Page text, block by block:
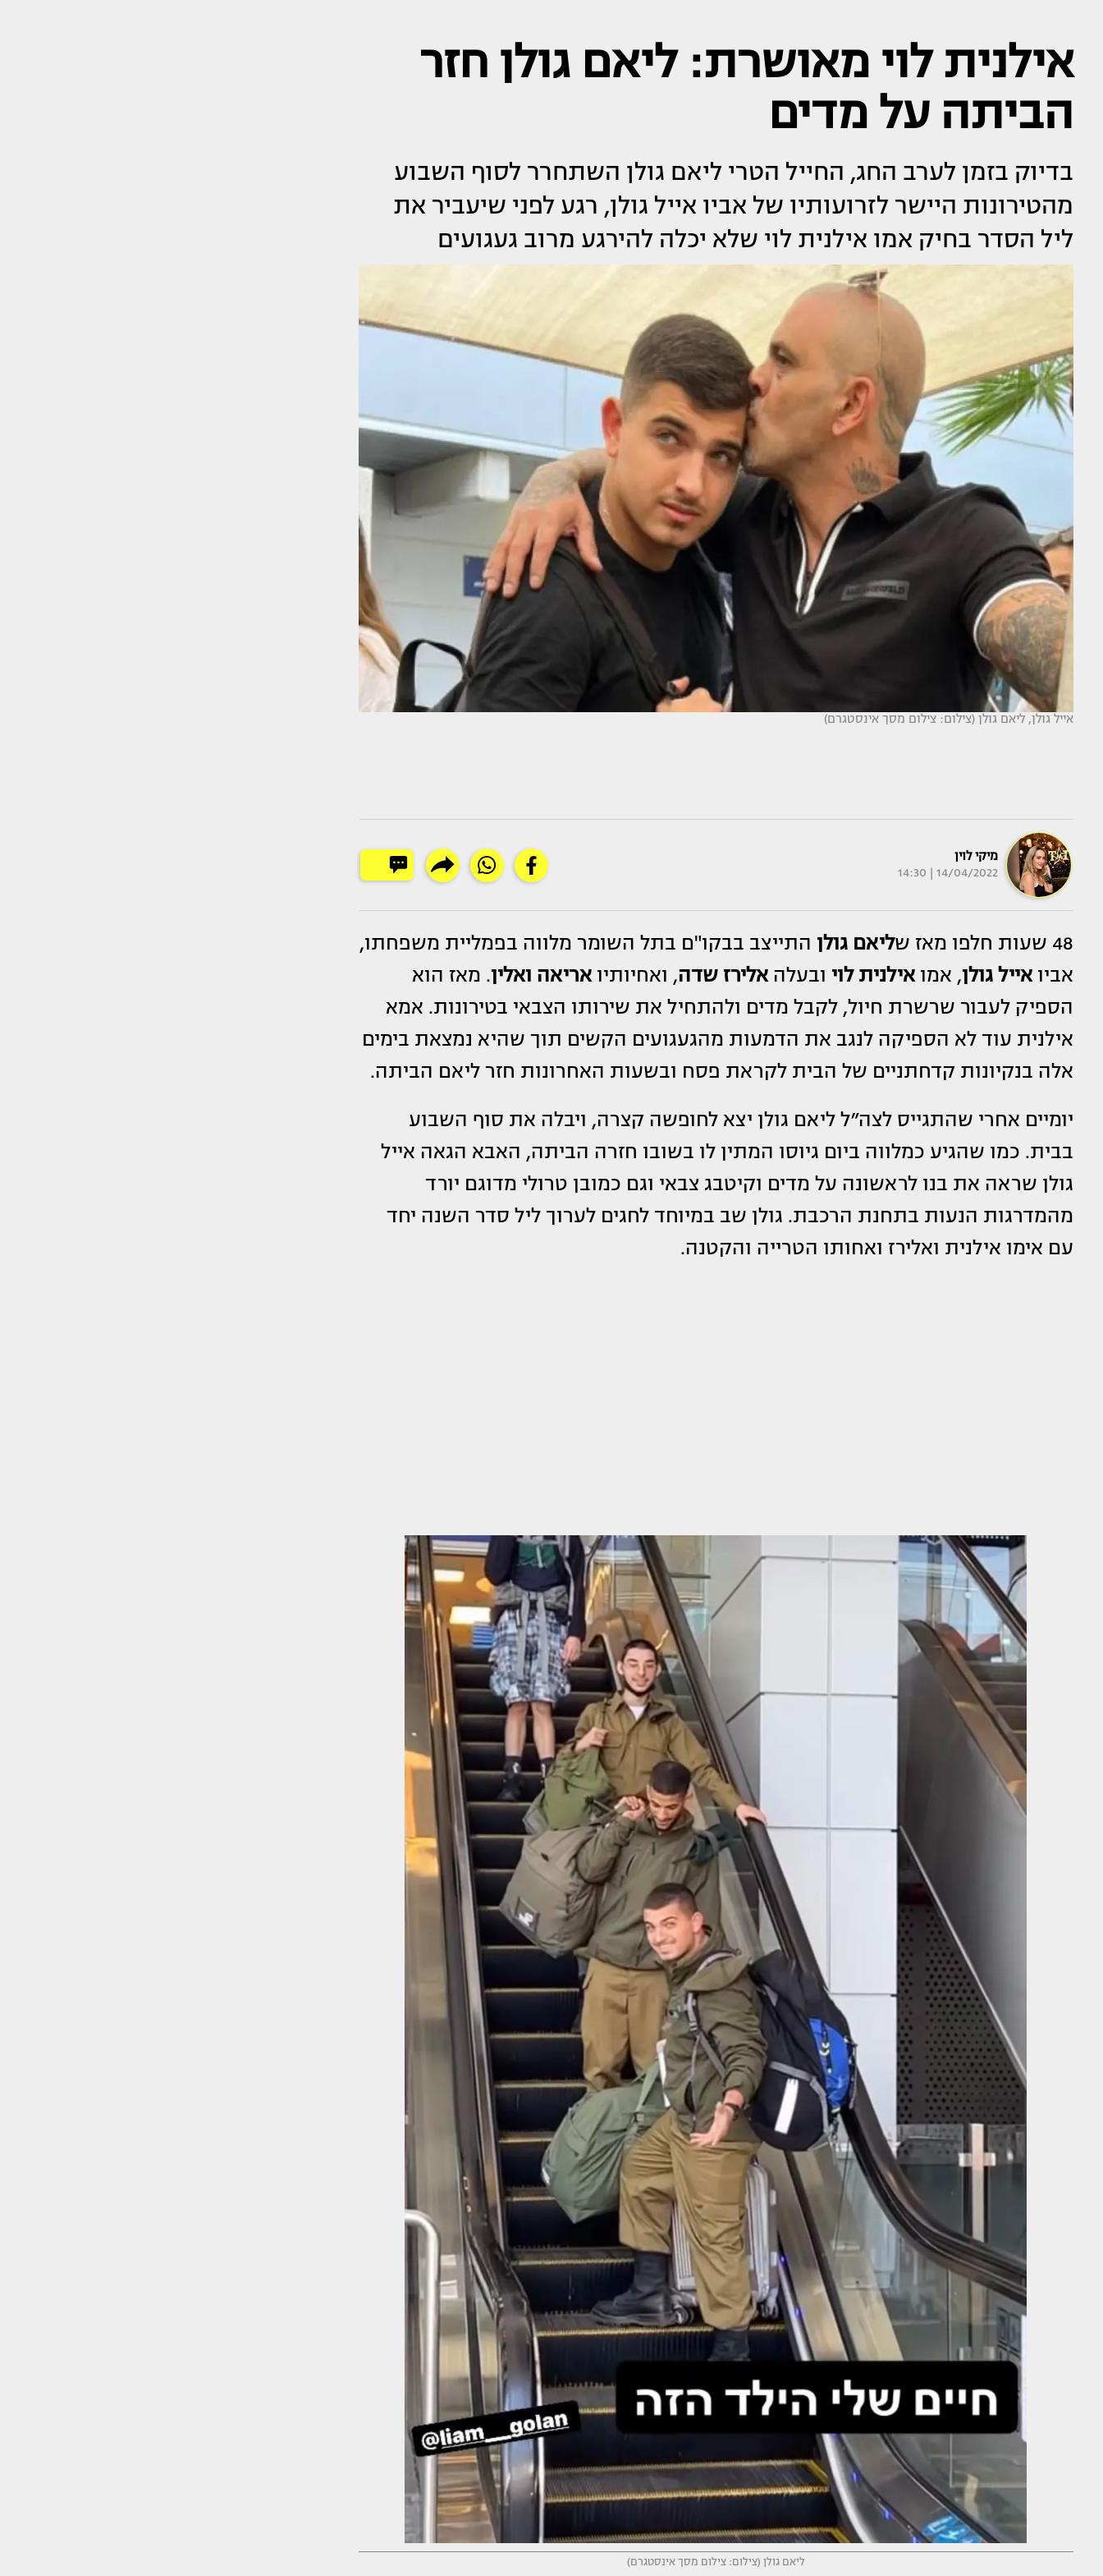
אילנית לוי מאושרת: ליאם גולן חזר
הביתה על מדים
בדיוק בזמן לערב החג, החייל הטרי ליאם גולן השתחרר לסוף השבוע
מהטירונות היישר לזרועותיו של אביו אייל גולן, רגע לפני שיעביר את
ליל הסדר בחיק אמו אילנית לוי שלא יכלה להירגע מרוב געגועים
אייל גולן, ליאם גולן (צילום: צילום מסך אינסטגרם)
מיקי לוין
14/04/2022 | 14:30
48 שעות חלפו מאז ש ליאם גולן התייצב בבקו"ם בתל השומר מלווה בפמליית משפחתו,
אביואייל גולן, אמואילנית לוי ובעלהאלירז שדה, ואחיותיואריאה ואלין. מאז הוא
הספיק לעבור שרשרת חיול, לקבל מדים ולהתחיל את שירותו הצבאי בטירונות. אמא
אילנית עוד לא הספיקה לנגב את הדמעות מהגעגועים הקשים תוך שהיא נמצאת בימים
אלה בנקיונות קדחתניים של הבית לקראת פסח ובשעות האחרונות חזר ליאם הביתה.
יומיים אחרי שהתגייס לצה״ל ליאם גולן יצא לחופשה קצרה, ויבלה את סוף השבוע
בבית. כמו שהגיע כמלווה ביום גיוסו המתין לו בשובו חזרה הביתה, האבא הגאה אייל
גולן שראה את בנו לראשונה על מדים וקיטבג צבאי וגם כמובן טרולי מדוגם יורד
מהמדרגות הנעות בתחנת הרכבת. גולן שב במיוחד לחגים לערוך ליל סדר השנה יחד
עם אימו אילנית ואלירז ואחותו הטרייה והקטנה.
ליאם גולן (צילום: צילום מסך אינסטגרם)